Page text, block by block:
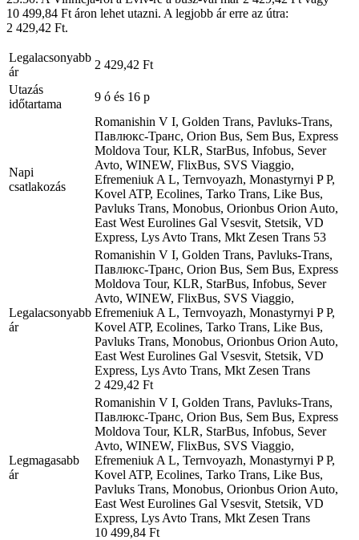
10 499,84 Ft áron lehet utazni. A legjobb ár erre az útra:
2 429,42 Ft.
Legalacsonyabb
ár
2 429,42 Ft
Utazás
időtartama
9 ó és 16 p
Napi
csatlakozás
Romanishin V I, Golden Trans, Pavluks-Trans,
Павлюкс-Транс, Orion Bus, Sem Bus, Express
Moldova Tour, KLR, StarBus, Infobus, Sever
Avto, WINEW, FlixBus, SVS Viaggio,
Efremeniuk A L, Ternvoyazh, Monastyrnyi P P,
Kovel ATP, Ecolines, Tarko Trans, Like Bus,
Pavluks Trans, Monobus, Orionbus Orion Auto,
East West Eurolines Gal Vsesvіt, Stetsik, VD
Express, Lys Avto Trans, Mkt Zesen Trans 53
Legalacsonyabb
ár
Romanishin V I, Golden Trans, Pavluks-Trans,
Павлюкс-Транс, Orion Bus, Sem Bus, Express
Moldova Tour, KLR, StarBus, Infobus, Sever
Avto, WINEW, FlixBus, SVS Viaggio,
Efremeniuk A L, Ternvoyazh, Monastyrnyi P P,
Kovel ATP, Ecolines, Tarko Trans, Like Bus,
Pavluks Trans, Monobus, Orionbus Orion Auto,
East West Eurolines Gal Vsesvіt, Stetsik, VD
Express, Lys Avto Trans, Mkt Zesen Trans
2 429,42 Ft
Legmagasabb
ár
Romanishin V I, Golden Trans, Pavluks-Trans,
Павлюкс-Транс, Orion Bus, Sem Bus, Express
Moldova Tour, KLR, StarBus, Infobus, Sever
Avto, WINEW, FlixBus, SVS Viaggio,
Efremeniuk A L, Ternvoyazh, Monastyrnyi P P,
Kovel ATP, Ecolines, Tarko Trans, Like Bus,
Pavluks Trans, Monobus, Orionbus Orion Auto,
East West Eurolines Gal Vsesvіt, Stetsik, VD
Express, Lys Avto Trans, Mkt Zesen Trans
10 499,84 Ft